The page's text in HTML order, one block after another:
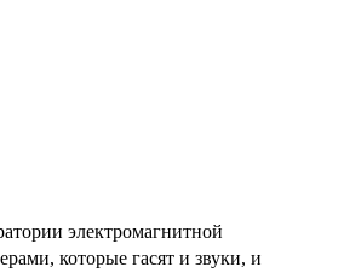
электромагнитной
которые гасят и звуки, и